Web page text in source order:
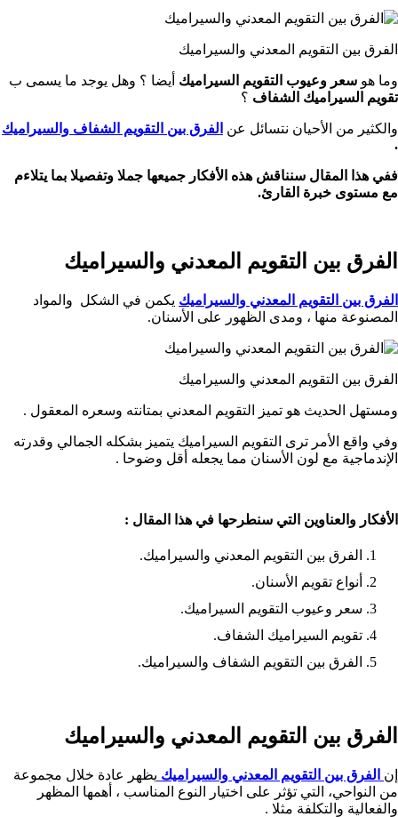
الفرق بين التقويم المعدني والسيراميك
وما هو سعر وعيوب التقويم السيراميك أيضا ؟ وهل يوجد ما يسمى ب
تقويم السيراميك الشفاف ؟
والكثير من الأحيان نتسائل عن الفرق بين التقويم الشفاف والسيراميك
.
ففي هذا المقال سنناقش هذه الأفكار جميعها جملا وتفصيلا بما يتلاءم
مع مستوى خبرة القارئ.
الفرق بين التقويم المعدني والسيراميك
الفرق بين التقويم المعدني والسيراميك يكمن في الشكل والمواد
المصنوعة منها ، ومدى الظهور على الأسنان.
الفرق بين التقويم المعدني والسيراميك
ومستهل الحديث هو تميز التقويم المعدني بمتانته وسعره المعقول .
وفي واقع الأمر ترى التقويم السيراميك يتميز بشكله الجمالي وقدرته
الإندماجية مع لون الأسنان مما يجعله أقل وضوحا .
الأفكار والعناوين التي سنطرحها في هذا المقال :
الفرق بين التقويم المعدني والسيراميك.
أنواع تقويم الأسنان.
سعر وعيوب التقويم السيراميك.
تقويم السيراميك الشفاف.
الفرق بين التقويم الشفاف والسيراميك.
الفرق بين التقويم المعدني والسيراميك
إن الفرق بين التقويم المعدني والسيراميك يظهر عادة خلال مجموعة
من النواحي، التي تؤثر على اختيار النوع المناسب ، أهمها المظهر
والفعالية والتكلفة مثلا .